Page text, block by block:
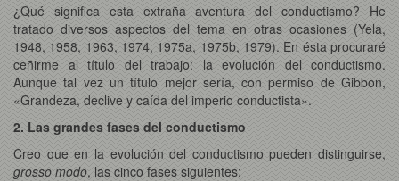
¿Qué significa esta extraña aventura del conductismo? He
tratado diversos aspectos del tema en otras ocasiones (Yela,
1948, 1958, 1963, 1974, 1975a, 1975b, 1979). En ésta procuraré
ceñirme al título del trabajo: la evolución del conductismo.
Aunque tal vez un título mejor sería, con permiso de Gibbon,
«Grandeza, declive y caída del imperio conductista».
2. Las grandes fases del conductismo
Creo que en la evolución del conductismo pueden distinguirse,
grosso modo, las cinco fases siguientes: